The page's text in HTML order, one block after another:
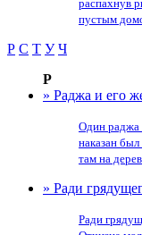
распахнув
пустым
Р С Т У Ч
Р
» Раджа и его
Один раджа
наказан
там на
» Ради
Ради